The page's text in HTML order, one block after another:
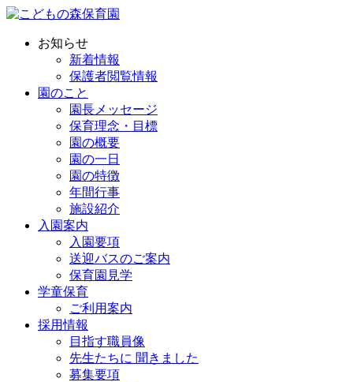
お知らせ
新着情報
保護者閲覧情報
園のこと
園長メッセージ
保育理念・目標
園の概要
園の一日
園の特徴
年間行事
施設紹介
入園案内
入園要項
送迎バスのご案内
保育園見学
学童保育
ご利用案内
採用情報
目指す職員像
先生たちに 聞きました
募集要項